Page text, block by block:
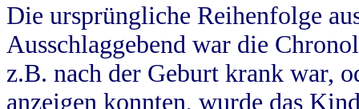
Die ursprüngliche Reihenfolge
Ausschlaggebend war die
z.B. nach der Geburt krank war,
anzeigen konnten, wurde das